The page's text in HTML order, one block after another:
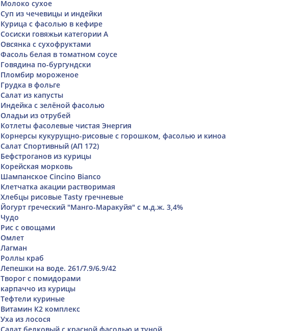
Молоко сухое
Суп из чечевицы и индейки
Курица с фасолью в кефире
Сосиски говяжьи категории А
Овсянка с сухофруктами
Фасоль белая в томатном соусе
Говядина по-бургундски
Пломбир мороженое
Грудка в фольге
Салат из капусты
Индейка с зелёной фасолью
Оладьи из отрубей
Котлеты фасолевые чистая Энергия
Корнерсы кукурущно-рисовые с горошком, фасолью и киноа
Салат Спортивный (АП 172)
Бефстроганов из курицы
Корейская морковь
Шампанское Cincino Bianco
Клетчатка акации растворимая
Хлебцы рисовые Tasty гречневые
Йогурт греческий "Манго-Маракуйя" с м.д.ж. 3,4%
Чудо
Рис с овощами
Омлет
Лагман
Роллы краб
Лепешки на воде. 261/7.9/6.9/42
Творог с помидорами
карпаччо из курицы
Тефтели куриные
Витамин К2 комплекс
Уха из лосося